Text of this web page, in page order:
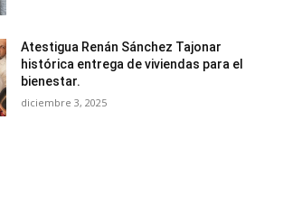
Atestigua Renán Sánchez Tajonar
histórica entrega de viviendas para el
bienestar.
diciembre 3, 2025